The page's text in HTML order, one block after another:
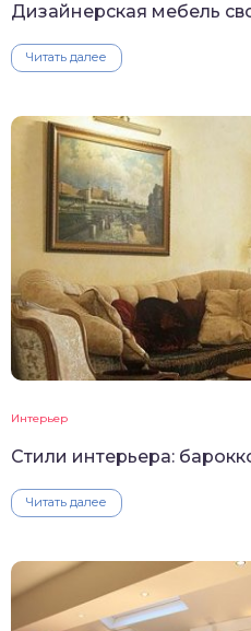
Дизайнерская мебель
Читать далее
Интерьер
Стили интерьера:
Читать далее